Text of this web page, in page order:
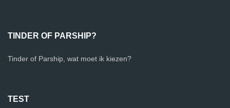
TINDER OF PARSHIP?
Tinder of Parship, wat moet ik kiezen?
TEST